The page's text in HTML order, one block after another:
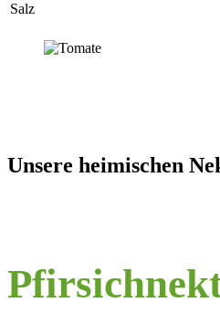
Salz
Unsere heimischen